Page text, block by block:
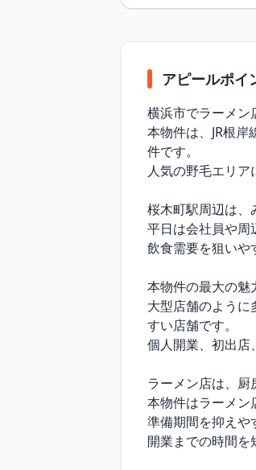
アピールポイ
横浜市でラーメン
本物件は、JR根
件です。
人気の野毛エリア
桜木町駅周辺は、
平日は会社員や周
飲食需要を狙いや
本物件の最大の魅
大型店舗のよう
すい店舗です。
個人開業、初出店
ラーメン店は、厨
本物件はラーメン
準備期間を抑えや
開業までの時間を